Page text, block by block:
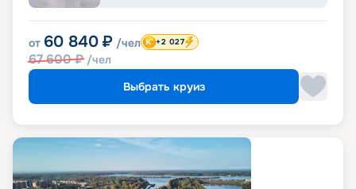
от 60 840 ₽ /чел
67 600₽ /чел
+2 027
Выбрать круиз